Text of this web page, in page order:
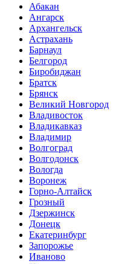
Абакан
Ангарск
Архангельск
Астрахань
Барнаул
Белгород
Биробиджан
Братск
Брянск
Великий Новгород
Владивосток
Владикавказ
Владимир
Волгоград
Волгодонск
Вологда
Воронеж
Горно-Алтайск
Грозный
Дзержинск
Донецк
Екатеринбург
Запорожье
Иваново